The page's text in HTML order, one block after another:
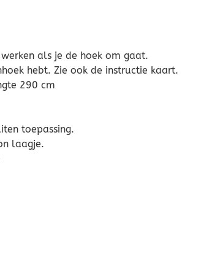
als je de hoek om gaat.
hebt. Zie ook de instructie kaart.
290 cm
toepassing.
laagje.